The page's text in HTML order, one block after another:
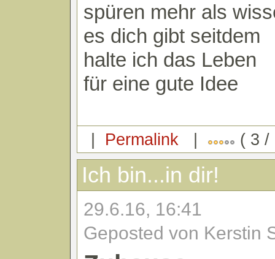
spüren mehr als
es dich gibt seitdem
halte ich das Leben
für eine gute Idee
| Permalink | ( 3 /
Ich bin...in dir!
29.6.16, 16:41
Geposted von Kerstin